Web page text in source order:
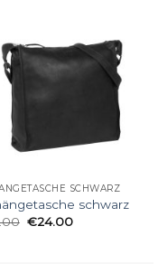
SCHWARZ
schwarz
€24.00